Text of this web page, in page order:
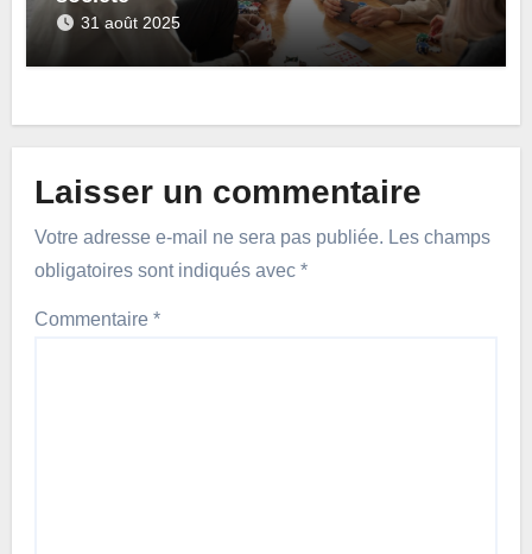
31 août 2025
Laisser un commentaire
Votre adresse e-mail ne sera pas publiée. Les champs
obligatoires sont indiqués avec *
Commentaire *